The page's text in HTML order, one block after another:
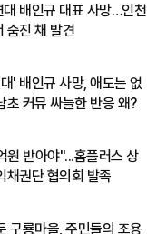
대 배인규 대표 사망…인천
숨진 채 발견
' 배인규 사망, 애도는 없
커뮤 싸늘한 반응 왜?
받아야"...홈플러스 상
채권단 협의회 발족
구룡마을, 주민들의 조용